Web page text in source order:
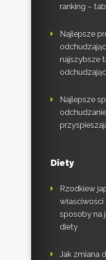
ranking –
Najlepsze
najszybsze
Najlepsze
Diety
Rzodkiew
sposoby na
diety
Jak zmiana